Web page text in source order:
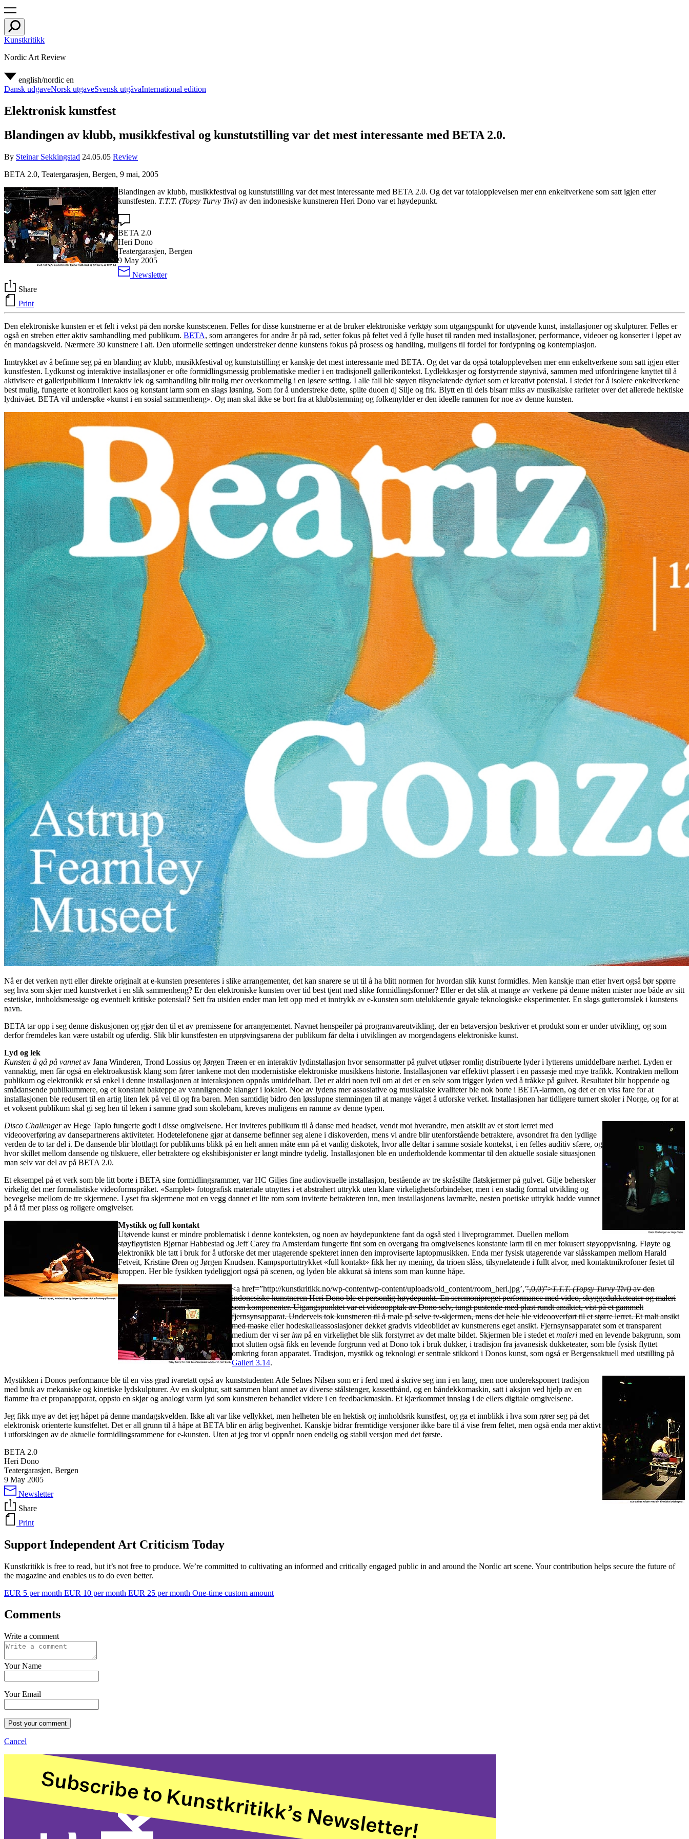
Kunstkritikk
Nordic Art Review
english/nordic en
Dansk udgaveNorsk utgaveSvensk utgåvaInternational edition
Elektronisk kunstfest
Blandingen av klubb, musikkfestival og kunstutstilling var det mest interessante med BETA 2.0.
By Steinar Sekkingstad 24.05.05 Review
BETA 2.0, Teatergarasjen, Bergen, 9 mai, 2005
Blandingen av klubb, musikkfestival og kunstutstilling var det mest interessante med BETA 2.0. Og det var totalopplevelsen mer enn enkeltverkene som satt igjen etter
kunstfesten. T.T.T. (Topsy Turvy Tivi) av den indonesiske kunstneren Heri Dono var et høydepunkt.
BETA 2.0
Heri Dono
Teatergarasjen, Bergen
9 May 2005
Newsletter
Share
Print
Den elektroniske kunsten er et felt i vekst på den norske kunstscenen. Felles for disse kunstnerne er at de bruker elektroniske verktøy som utgangspunkt for utøvende kunst, installasjoner og skulpturer. Felles er
også en streben etter aktiv samhandling med publikum. BETA, som arrangeres for andre år på rad, setter fokus på feltet ved å fylle huset til randen med installasjoner, performance, videoer og konserter i løpet av
én mandagskveld. Nærmere 30 kunstnere i alt. Den uformelle settingen understreker denne kunstens fokus på prosess og handling, muligens til fordel for fordypning og kontemplasjon.
Inntrykket av å befinne seg på en blanding av klubb, musikkfestival og kunstutstilling er kanskje det mest interessante med BETA. Og det var da også totalopplevelsen mer enn enkeltverkene som satt igjen etter
kunstfesten. Lydkunst og interaktive installasjoner er ofte formidlingsmessig problematiske medier i en tradisjonell gallerikontekst. Lydlekkasjer og forstyrrende støynivå, sammen med utfordringene knyttet til å
aktivisere et galleripublikum i interaktiv lek og samhandling blir trolig mer overkommelig i en løsere setting. I alle fall ble støyen tilsynelatende dyrket som et kreativt potensial. I stedet for å isolere enkeltverkene
best mulig, fungerte et kontrollert kaos og konstant larm som en slags løsning. Som for å understreke dette, spilte duoen dj Silje og frk. Blytt en til dels bisarr miks av musikalske rariteter over det allerede hektiske
lydnivået. BETA vil undersøke «kunst i en sosial sammenheng». Og man skal ikke se bort fra at klubbstemning og folkemylder er den ideelle rammen for noe av denne kunsten.
Nå er det verken nytt eller direkte originalt at e-kunsten presenteres i slike arrangementer, det kan snarere se ut til å ha blitt normen for hvordan slik kunst formidles. Men kanskje man etter hvert også bør spørre
seg hva som skjer med kunstverket i en slik sammenheng? Er den elektroniske kunsten over tid best tjent med slike formidlingsformer? Eller er det slik at mange av verkene på denne måten mister noe både av sitt
estetiske, innholdsmessige og eventuelt kritiske potensial? Sett fra utsiden ender man lett opp med et inntrykk av e-kunsten som utelukkende gøyale teknologiske eksperimenter. En slags gutteromslek i kunstens
navn.
BETA tar opp i seg denne diskusjonen og gjør den til et av premissene for arrangementet. Navnet henspeiler på programvareutvikling, der en betaversjon beskriver et produkt som er under utvikling, og som
derfor fremdeles kan være ustabilt og uferdig. Slik blir kunstfesten en utprøvingsarena der publikum får delta i utviklingen av morgendagens elektroniske kunst.
Lyd og lek
Kunsten å gå på vannetav Jana Winderen, Trond Lossius og Jørgen Træen er en interaktiv lydinstallasjon hvor sensormatter på gulvet utløser romlig distribuerte lyder i lytterens umiddelbare nærhet. Lyden er
vannaktig, men får også en elektroakustisk klang som fører tankene mot den modernistiske elektroniske musikkens historie. Installasjonen var effektivt plassert i en passasje med mye trafikk. Kontrakten mellom
publikum og elektronikk er så enkel i denne installasjonen at interaksjonen oppnås umiddelbart. Det er aldri noen tvil om at det er en selv som trigger lyden ved å tråkke på gulvet. Resultatet blir hoppende og
smådansende publikummere, og et konstant bakteppe av vannlignende klanger i lokalet. Noe av lydens mer assosiative og musikalske kvaliteter ble nok borte i BETA-larmen, og det er en viss fare for at
installasjonen ble redusert til en artig liten lek på vei til og fra baren. Men samtidig bidro den løsslupne stemningen til at mange våget å utforske verket. Installasjonen har tidligere turnert skoler i Norge, og for at
et voksent publikum skal gi seg hen til leken i samme grad som skolebarn, kreves muligens en ramme av denne typen.
Disco Challengerav Hege Tapio fungerte godt i disse omgivelsene. Her inviteres publikum til å danse med headset, vendt mot hverandre, men atskilt av et stort lerret med
videooverføring av dansepartnerens aktiviteter. Hodetelefonene gjør at danserne befinner seg alene i diskoverden, mens vi andre blir utenforstående betraktere, avsondret fra den lydlige
verden de to tar del i. De dansende blir blottlagt for publikums blikk på en helt annen måte enn på et vanlig diskotek, hvor alle deltar i samme sosiale kontekst, i en felles auditiv sfære, og
hvor skillet mellom dansende og tilskuere, eller betraktere og ekshibisjonister er langt mindre tydelig. Installasjonen ble en underholdende kommentar til den aktuelle sosiale situasjonen
man selv var del av på BETA 2.0.
Et eksempel på et verk som ble litt borte i BETA sine formidlingsrammer, var HC Giljes fine audiovisuelle installasjon, bestående av tre skråstilte flatskjermer på gulvet. Gilje behersker
virkelig det mer formalistiske videoformspråket. «Samplet» fotografisk materiale utnyttes i et abstrahert uttrykk uten klare virkelighetsforbindelser, men i en stadig formal utvikling og
bevegelse mellom de tre skjermene. Lyset fra skjermene mot en vegg dannet et lite rom som inviterte betrakteren inn, men installasjonens lavmælte, nesten poetiske uttrykk hadde vunnet
på å få mer plass og roligere omgivelser.
Mystikk og full kontakt
Utøvende kunst er mindre problematisk i denne konteksten, og noen av høydepunktene fant da også sted i liveprogrammet. Duellen mellom
støyfløytisten Bjørnar Habbestad og Jeff Carey fra Amsterdam fungerte fint som en overgang fra omgivelsenes konstante larm til en mer fokusert støyoppvisning. Fløyte og
elektronikk ble tatt i bruk for å utforske det mer utagerende spekteret innen den improviserte laptopmusikken. Enda mer fysisk utagerende var slåsskampen mellom Harald
Fetveit, Kristine Øren og Jørgen Knudsen. Kampsportuttrykket «full kontakt» fikk her ny mening, da trioen slåss, tilsynelatende i fullt alvor, med kontaktmikrofoner festet til
kroppen. Her ble fysikken tydeliggjort også på scenen, og lyden ble akkurat så intens som man kunne håpe.
<a href=”http://kunstkritikk.no/wp-contentwp-content/uploads/old_content/room_heri.jpg’,’’,0,0)”>T.T.T. (Topsy Turvy Tivi)av den
indonesiske kunstneren Heri Dono ble et personlig høydepunkt. En seremonipreget performance med video, skyggedukketeater og maleri
som komponenter. Utgangspunktet var et videoopptak av Dono selv, tungt pustende med plast rundt ansiktet, vist på et gammelt
fjernsynsapparat. Underveis tok kunstneren til å male på selve tv-skjermen, mens det hele ble videooverført til et større lerret. Et malt ansikt
med maske eller hodeskalleassosiasjoner dekket gradvis videobildet av kunstnerens eget ansikt. Fjernsynsapparatet som et transparent
medium der vi ser inn på en virkelighet ble slik forstyrret av det malte bildet. Skjermen ble i stedet et maleri med en levende bakgrunn, som
mot slutten også fikk en levende forgrunn ved at Dono tok i bruk dukker, i tradisjon fra javanesisk dukketeater, som ble fysisk flyttet
omkring foran apparatet. Tradisjon, mystikk og teknologi er sentrale stikkord i Donos kunst, som også er Bergensaktuell med utstilling på
Galleri 3.14.
Mystikken i Donos performance ble til en viss grad ivaretatt også av kunststudenten Atle Selnes Nilsen som er i ferd med å skrive seg inn i en lang, men noe undereksponert tradisjon
med bruk av mekaniske og kinetiske lydskulpturer. Av en skulptur, satt sammen blant annet av diverse stålstenger, kassettbånd, og en båndekkomaskin, satt i aksjon ved hjelp av en
flamme fra et propanapparat, oppsto en skjør og analogt varm lyd som kunstneren behandlet videre i en feedbackmaskin. Et kjærkommet innslag i de ellers digitale omgivelsene.
Jeg fikk mye av det jeg håpet på denne mandagskvelden. Ikke alt var like vellykket, men helheten ble en hektisk og innholdsrik kunstfest, og ga et innblikk i hva som rører seg på det
elektronisk orienterte kunstfeltet. Det er all grunn til å håpe at BETA blir en årlig begivenhet. Kanskje bidrar fremtidige versjoner ikke bare til å vise frem feltet, men også enda mer aktivt
i utforskingen av de aktuelle formidlingsrammene for e-kunsten. Uten at jeg tror vi oppnår noen endelig og stabil versjon med det første.
BETA 2.0
Heri Dono
Teatergarasjen, Bergen
9 May 2005
Newsletter
Share
Print
Support Independent Art Criticism Today
Kunstkritikk is free to read, but it’s not free to produce. We’re committed to cultivating an informed and critically engaged public in and around the Nordic art scene. Your contribution helps secure the future of
the magazine and enables us to do even better.
EUR 5 per month EUR 10 per month EUR 25 per month One-time custom amount
Comments
Write a comment
Your Name
Your Email
Post your comment
Cancel